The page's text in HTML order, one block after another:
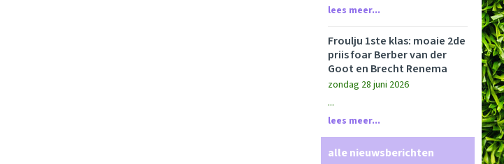
lees meer...
Froulju 1ste klas: moaie 2de
priis foar Berber van der
Goot en Brecht Renema
zondag 28 juni 2026
...
lees meer...
alle nieuwsberichten